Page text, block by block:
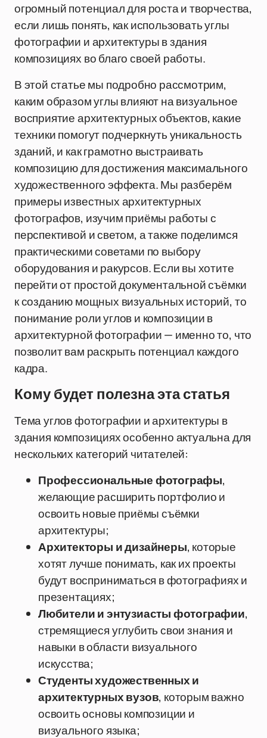
огромный потенциал для роста и творчества,
если лишь понять, как использовать углы
фотографии и архитектуры в здания
композициях во благо своей работы.
В этой статье мы подробно рассмотрим,
каким образом углы влияют на визуальное
восприятие архитектурных объектов, какие
техники помогут подчеркнуть уникальность
зданий, и как грамотно выстраивать
композицию для достижения максимального
художественного эффекта. Мы разберём
примеры известных архитектурных
фотографов, изучим приёмы работы с
перспективой и светом, а также поделимся
практическими советами по выбору
оборудования и ракурсов. Если вы хотите
перейти от простой документальной съёмки
к созданию мощных визуальных историй, то
понимание роли углов и композиции в
архитектурной фотографии — именно то, что
позволит вам раскрыть потенциал каждого
кадра.
Кому будет полезна эта статья
Тема углов фотографии и архитектуры в
здания композициях особенно актуальна для
нескольких категорий читателей:
Профессиональные фотографы,
желающие расширить портфолио и
освоить новые приёмы съёмки
архитектуры;
Архитекторы и дизайнеры, которые
хотят лучше понимать, как их проекты
будут восприниматься в фотографиях и
презентациях;
Любители и энтузиасты фотографии,
стремящиеся углубить свои знания и
навыки в области визуального
искусства;
Студенты художественных и
архитектурных вузов, которым важно
освоить основы композиции и
визуального языка;